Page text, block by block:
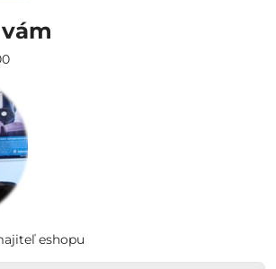
eshopu